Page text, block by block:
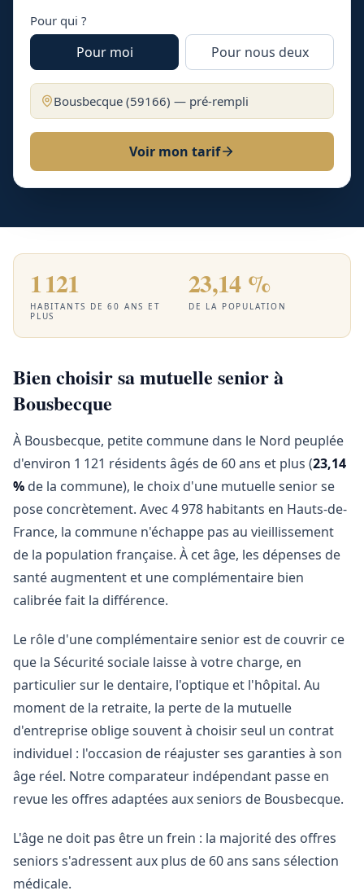
Pour qui ?
Pour moi Pour nous deux
Bousbecque (59166) — pré-rempli
Voir mon tarif
1 121
HABITANTS DE 60 ANS ET
PLUS
23,14 %
DE LA POPULATION
Bien choisir sa mutuelle senior à
Bousbecque
À Bousbecque, petite commune dans le Nord peuplée
d'environ 1 121 résidents âgés de 60 ans et plus (23,14
% de la commune), le choix d'une mutuelle senior se
pose concrètement. Avec 4 978 habitants en Hauts-de-
France, la commune n'échappe pas au vieillissement
de la population française. À cet âge, les dépenses de
santé augmentent et une complémentaire bien
calibrée fait la différence.
Le rôle d'une complémentaire senior est de couvrir ce
que la Sécurité sociale laisse à votre charge, en
particulier sur le dentaire, l'optique et l'hôpital. Au
moment de la retraite, la perte de la mutuelle
d'entreprise oblige souvent à choisir seul un contrat
individuel : l'occasion de réajuster ses garanties à son
âge réel. Notre comparateur indépendant passe en
revue les offres adaptées aux seniors de Bousbecque.
L'âge ne doit pas être un frein : la majorité des offres
seniors s'adressent aux plus de 60 ans sans sélection
médicale.